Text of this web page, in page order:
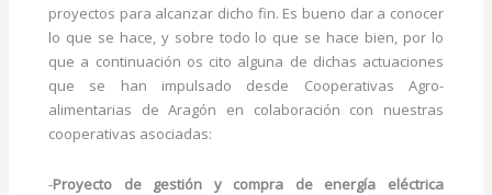
proyectos para alcanzar dicho fin. Es bueno dar a conocer
lo que se hace, y sobre todo lo que se hace bien, por lo
que a continuación os cito alguna de dichas actuaciones
que se han impulsado desde Cooperativas Agro-
alimentarias de Aragón en colaboración con nuestras
cooperativas asociadas:
-Proyecto de gestión y compra de energía eléctrica